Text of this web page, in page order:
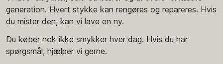
generation. Hvert stykke kan rengøres og repareres. Hvis
du mister den, kan vi lave en ny.
Du køber nok ikke smykker hver dag. Hvis du har
spørgsmål, hjælper vi gerne.